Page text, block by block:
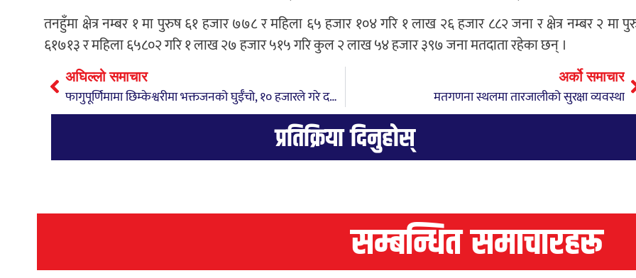
तनहुँमा क्षेत्र नम्बर १ मा पुरुष ६१ हजार ७७८ र महिला ६५ हजार १०४ गरि १ लाख २६ हजार ८८२ जना र क्षेत्र नम्बर २ मा
६१७१३ र महिला ६५८०२ गरि १ लाख २७ हजार ५१५ गरि कुल २ लाख ५४ हजार ३९७ जना मतदाता रहेका छन् ।
अघिल्लो समाचार
फागुपूर्णिमामा छिम्केश्वरीमा भक्तजनको घुईँचो, १० हजारले गरे दर्शन
अर्को समाचार
मतगणना स्थलमा तारजालीको सुरक्षा व्यवस्था
प्रतिक्रिया दिनुहोस्
सम्बन्धित समाचारहरू